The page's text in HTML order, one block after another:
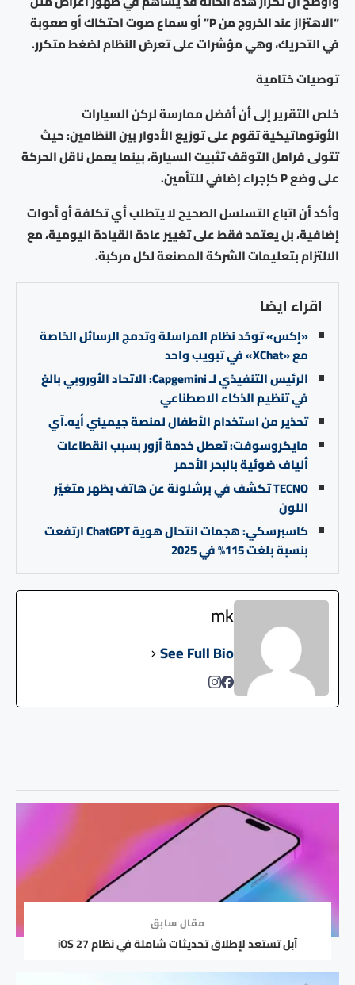
“الاهتزاز عند الخروج من P” أو سماع صوت احتكاك أو صعوبة
في التحريك، وهي مؤشرات على تعرض النظام لضغط متكرر.
توصيات ختامية
خلص التقرير إلى أن أفضل ممارسة لركن السيارات
الأوتوماتيكية تقوم على توزيع الأدوار بين النظامين: حيث
تتولى فرامل التوقف تثبيت السيارة، بينما يعمل ناقل الحركة
على وضع P كإجراء إضافي للتأمين.
وأكد أن اتباع التسلسل الصحيح لا يتطلب أي تكلفة أو أدوات
إضافية، بل يعتمد فقط على تغيير عادة القيادة اليومية، مع
الالتزام بتعليمات الشركة المصنعة لكل مركبة.
اقراء ايضا
«إكس» توحّد نظام المراسلة وتدمج الرسائل الخاصة
مع «XChat» في تبويب واحد
الرئيس التنفيذي لـ Capgemini: الاتحاد الأوروبي بالغ
في تنظيم الذكاء الاصطناعي
تحذير من استخدام الأطفال لمنصة جيميني أيه.آي
مايكروسوفت: تعطل خدمة أزور بسبب انقطاعات
ألياف ضوئية بالبحر الأحمر
TECNO تكشف في برشلونة عن هاتف بظهر متغيّر
اللون
كاسبرسكي: هجمات انتحال هوية ChatGPT ارتفعت
بنسبة بلغت 115% في 2025
mk
See Full Bio
مقال سابق
آبل تستعد لإطلاق تحديثات شاملة في نظام iOS 27